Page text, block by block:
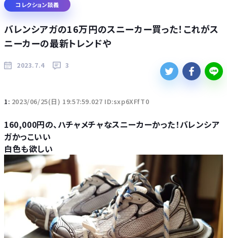
コレクション談義
バレンシアガの16万円のスニーカー買った！これがス
ニーカーの最新トレンドや
2023.7.4 3
1: 2023/06/25(日) 19:57:59.027 ID:sxp6XFfT0
160,000円の、ハチャメチャなスニーカーかった！バレンシア
ガかっこいい
白色も欲しい